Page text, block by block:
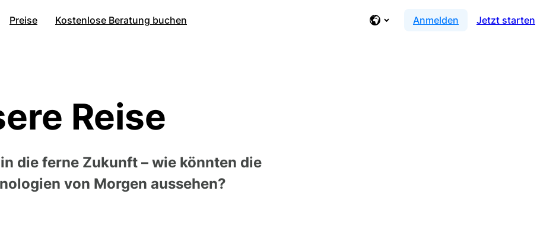
Preise Kostenlose Beratung buchen Anmelden Jetzt starten
Reise
die ferne Zukunft – wie könnten die
von Morgen aussehen?